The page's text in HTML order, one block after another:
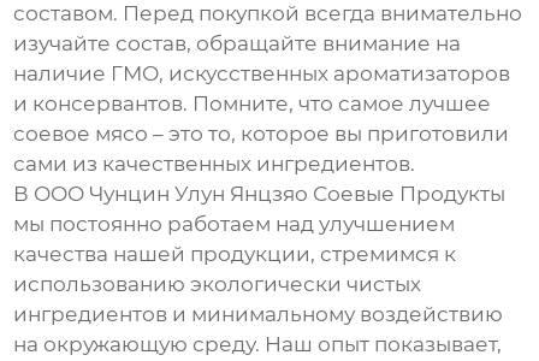
составом. Перед покупкой всегда внимательно
изучайте состав, обращайте внимание на
наличие ГМО, искусственных ароматизаторов
и консервантов. Помните, что самое лучшее
соевое мясо – это то, которое вы приготовили
сами из качественных ингредиентов.
В ООО Чунцин Улун Янцзяо Соевые Продукты
мы постоянно работаем над улучшением
качества нашей продукции, стремимся к
использованию экологически чистых
ингредиентов и минимальному воздействию
на окружающую среду. Наш опыт показывает,